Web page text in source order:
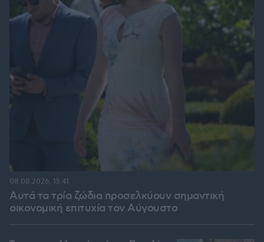
Αυτά τα τρία ζώδια προσελκύουν σημαντική
οικονομική επιτυχία τον Αύγουστο
08.08.2026, 15:41